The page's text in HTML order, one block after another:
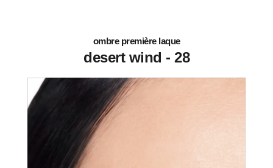
ombre première laque
28 - desert wind